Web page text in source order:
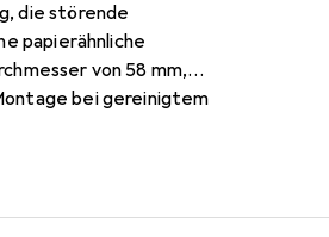
die störende
papierähnliche
von 58 mm,
bei gereinigtem